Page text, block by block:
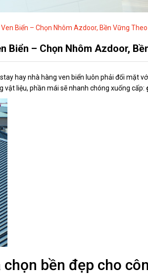
Biển – Chọn Nhôm Azdoor, Bền Vững
Biển – Chọn Nhôm Azdoor,
hay nhà hàng ven biển luôn phải đối mặt
vật liệu, phần mái sẽ nhanh chóng xuống cấp:
bền đẹp cho